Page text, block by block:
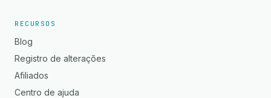
RECURSOS
Blog
Registro de alterações
Afiliados
Centro de ajuda